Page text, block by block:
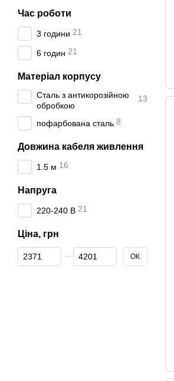
Час роботи
3 години 21
6 годин 21
Матеріал корпусу
Сталь з антикорозійною
обробкою
13
пофарбована сталь 8
Довжина кабеля живлення
1.5 м 16
Напруга
220-240 В 21
Ціна, грн
Від Ціна, грн
До Ціна, грн ОК